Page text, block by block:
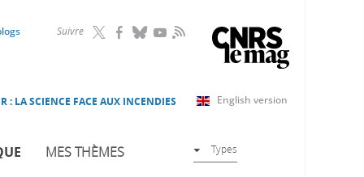
Suivre RSS
English version
: LA SCIENCE FACE AUX INCENDIES
MES THÈMES Types